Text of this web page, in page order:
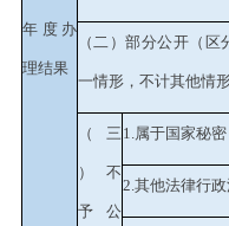
年度办
理结果
（二）部分公开（
一情形，不计其他情形
（三
）不
予公
1. 属于国家秘密
2. 其他法律行